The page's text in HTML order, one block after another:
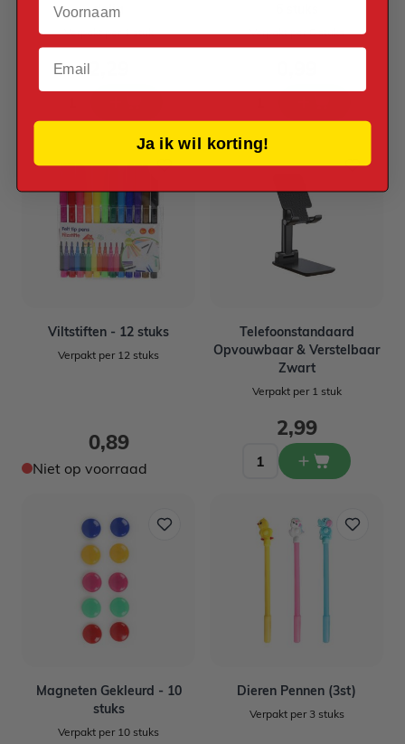
delig
Verpakt per 1 stuk
2,29
Verpakt per 6 stuks
Viltstiften - 12 stuks
Verpakt per 12 stuks
0,89
Niet op voorraad
Telefoonstandaard
Opvouwbaar & Verstelbaar
Zwart
Verpakt per 1 stuk
2,99
Magneten Gekleurd - 10
stuks
Verpakt per 10 stuks
Dieren Pennen (3st)
Verpakt per 3 stuks
Email
Ja ik wil korting!